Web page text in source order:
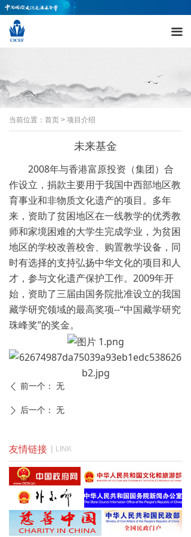
끀
当前位置：首页 > 项目介绍
未来基金
2008年与香港富原投资（集团）合
作设立，捐款主要用于我国中西部地区教
育事业和非物质文化遗产的项目。多年
来，资助了贫困地区在一线教学的优秀教
师和家境困难的大学生完成学业，为贫困
地区的学校改善校舍、购置教学设备，同
时有选择的支持弘扬中华文化的项目和人
才，参与文化遗产保护工作。2009年开
始，资助了三届由国务院批准设立的我国
藏学研究领域的最高奖项--“中国藏学研究
珠峰奖”的奖金。
ꄴ 前一个： 无
ꄲ 后一个： 无
| LINK
友情链接